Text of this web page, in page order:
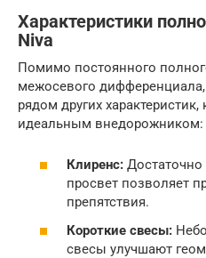
Характеристики
Niva
Помимо постоянного
межосевого дифференциала,
рядом других
идеальным внедорожником:
Клиренс:
просвет позволяет
препятствия.
Короткие свесы:
свесы улучшают